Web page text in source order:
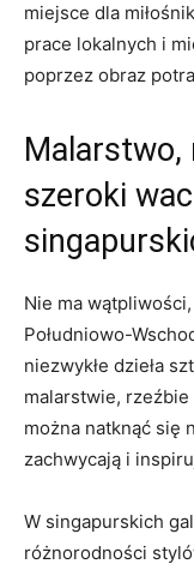
miejsce‌ dla
prace ⁢lokalnych i
poprzez obraz
Malarstwo,
szeroki
Nie ma
Południowo-
niezwykłe ⁤dzieła
malarstwie,
⁢można natknąć ​się
zachwycają i⁣
W‍ singapurskich
różnorodności